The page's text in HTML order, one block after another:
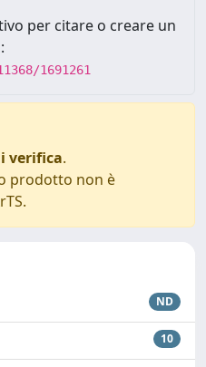
per citare o creare un
1691261
verifica.
prodotto non è
ND
10